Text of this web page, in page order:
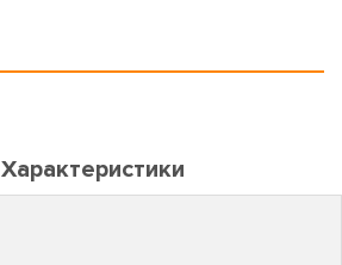
Характеристики